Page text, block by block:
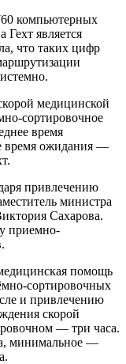
компьютерных
является
что таких цифр
медицинской
сортировочное
время
время ожидания —
привлечению
министра
Сахарова.
приемно-
помощь
сортировочных
и привлечению
скорой
— три часа.
минимальное —